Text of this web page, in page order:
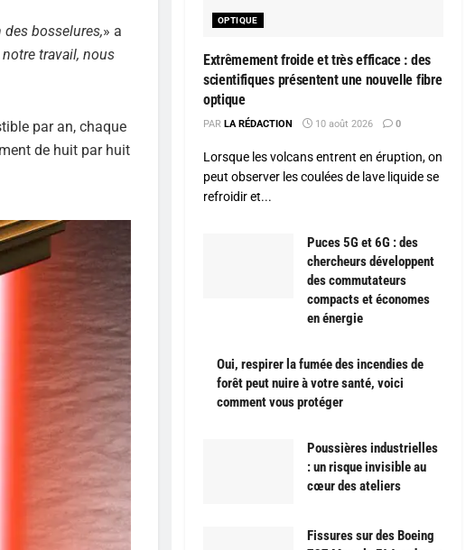
des bosselures,» a
notre travail, nous
par an, chaque
de huit par huit
OPTIQUE
Extrêmement froide et très efficace : des
scientifiques présentent une nouvelle fibre
optique
PAR LA RÉDACTION 10 août 2026 0
Lorsque les volcans entrent en éruption, on
peut observer les coulées de lave liquide se
refroidir et...
Puces 5G et 6G : des
chercheurs développent
des commutateurs
compacts et économes
en énergie
Oui, respirer la fumée des incendies de
forêt peut nuire à votre santé, voici
comment vous protéger
Poussières industrielles
: un risque invisible au
cœur des ateliers
Fissures sur des Boeing